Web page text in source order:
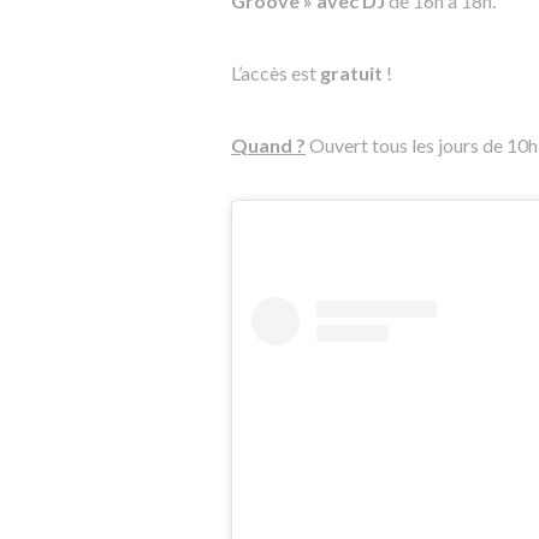
L’accès est gratuit !
Quand ? Ouvert tous les jours de